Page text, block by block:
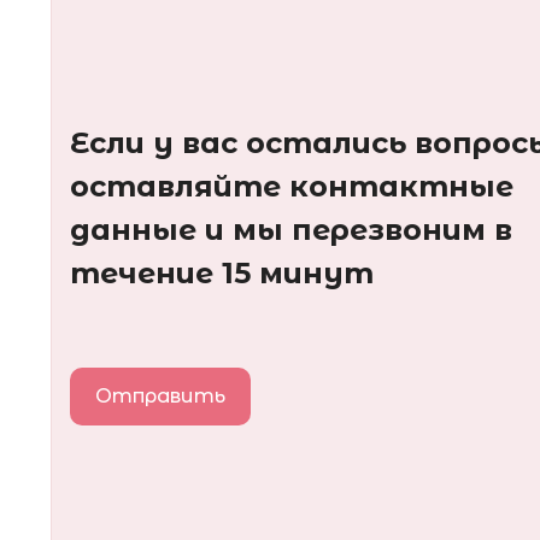
Если у вас остались
оставляйте контактные
данные и мы перезвоним в
течение 15 минут